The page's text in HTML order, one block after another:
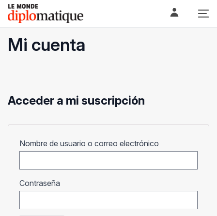
Skip
content
Le monde diplomatique
Mi cuenta
Acceder a mi suscripción
Nombre de usuario o correo electrónico
Contraseña